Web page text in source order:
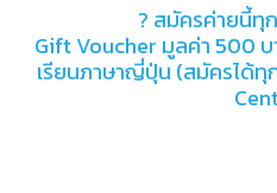
? สมัครค่ายนี้ทุ
Gift Voucher มูลค่า 500
เรียนภาษาญี่ปุ่น (สมัครได้